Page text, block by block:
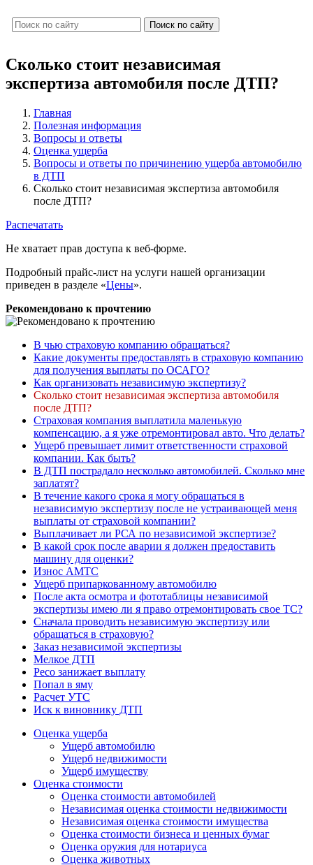
Поиск по сайту
Сколько стоит независимая
экспертиза автомобиля после ДТП?
Главная
Полезная информация
Вопросы и ответы
Оценка ущерба
Вопросы и ответы по причинению ущерба автомобилю
в ДТП
Сколько стоит независимая экспертиза автомобиля
после ДТП?
Распечатать
Не хватает прав доступа к веб-форме.
Подробный прайс-лист на услуги нашей организации
приведен в разделе «Цены».
Рекомендовано к прочтению
В чью страховую компанию обращаться?
Какие документы предоставлять в страховую компанию
для получения выплаты по ОСАГО?
Как организовать независимую экспертизу?
Сколько стоит независимая экспертиза автомобиля
после ДТП?
Страховая компания выплатила маленькую
компенсацию, а я уже отремонтировал авто. Что делать?
Ущерб превышает лимит ответственности страховой
компании. Как быть?
В ДТП пострадало несколько автомобилей. Сколько мне
заплатят?
В течение какого срока я могу обращаться в
независимую экспертизу после не устраивающей меня
выплаты от страховой компании?
Выплачивает ли РСА по независимой экспертизе?
В какой срок после аварии я должен предоставить
машину для оценки?
Износ АМТС
Ущерб припаркованному автомобилю
После акта осмотра и фототаблицы независимой
экспертизы имею ли я право отремонтировать свое ТС?
Сначала проводить независимую экспертизу или
обращаться в страховую?
Заказ независимой экспертизы
Мелкое ДТП
Ресо занижает выплату
Попал в яму
Расчет УТС
Иск к виновнику ДТП
Оценка ущерба
Ущерб автомобилю
Ущерб недвижимости
Ущерб имуществу
Оценка стоимости
Оценка стоимости автомобилей
Независимая оценка стоимости недвижимости
Независимая оценка стоимости имущества
Оценка стоимости бизнеса и ценных бумаг
Оценка оружия для нотариуса
Оценка животных